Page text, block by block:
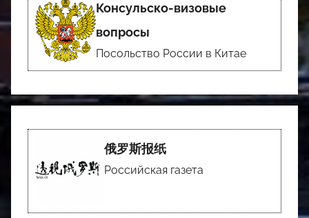
Консульско-визовые
вопросы
Посольство России в Китае
俄罗斯报纸
Российская газета